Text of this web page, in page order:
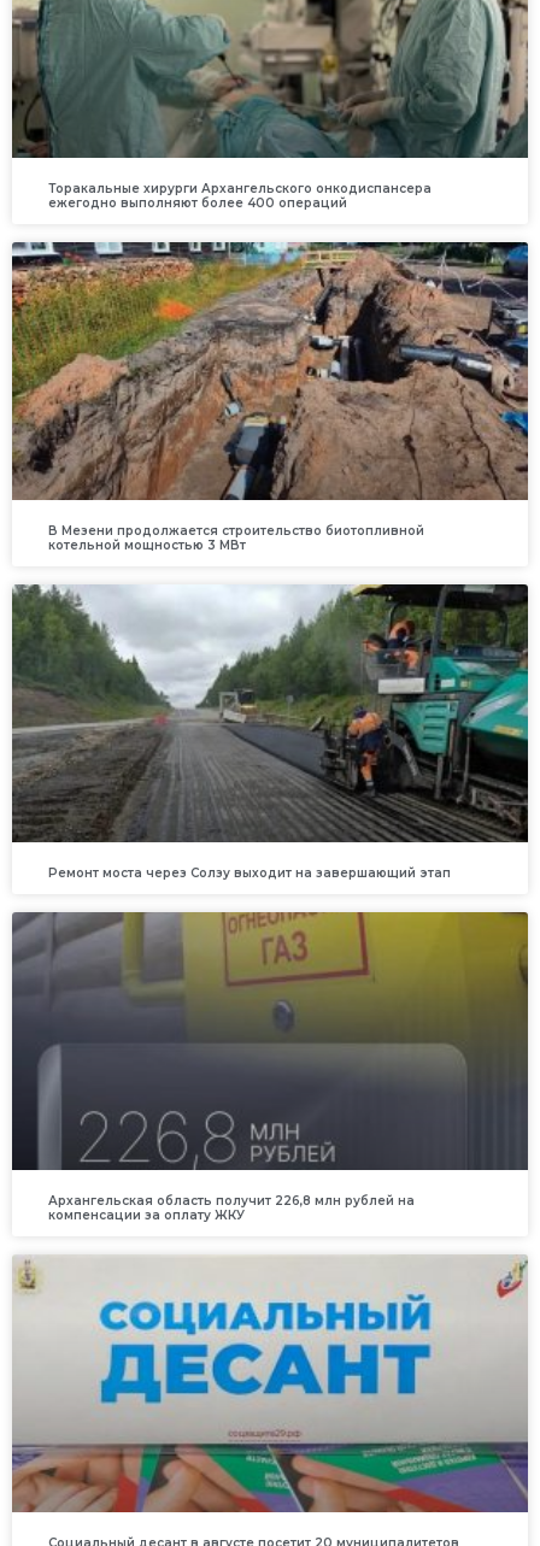
Торакальные хирурги Архангельского онкодиспансера
ежегодно выполняют более 400 операций
В Мезени продолжается строительство биотопливной
котельной мощностью 3 МВт
Ремонт моста через Солзу выходит на завершающий этап
Архангельская область получит 226,8 млн рублей на
компенсации за оплату ЖКУ
Социальный десант в августе посетит 20 муниципалитетов